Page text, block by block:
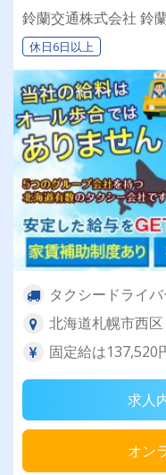
鈴蘭交通株式会社 鈴
休日6日以上
タクシードライ
北海道札幌市西区
固定給は137,520
求人
オン